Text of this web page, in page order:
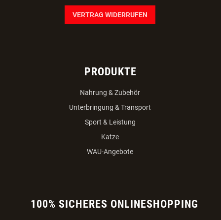
VERTRAG WIDERRUFEN
PRODUKTE
Nahrung & Zubehör
Unterbringung & Transport
Sport & Leistung
Katze
WAU-Angebote
100% SICHERES ONLINESHOPPING